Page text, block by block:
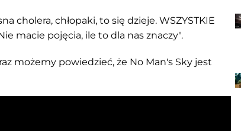
cholera, chłopaki, to się dzieje. WSZYSTKIE
macie pojęcia, ile to dla nas znaczy".
możemy powiedzieć, że No Man's Sky jest